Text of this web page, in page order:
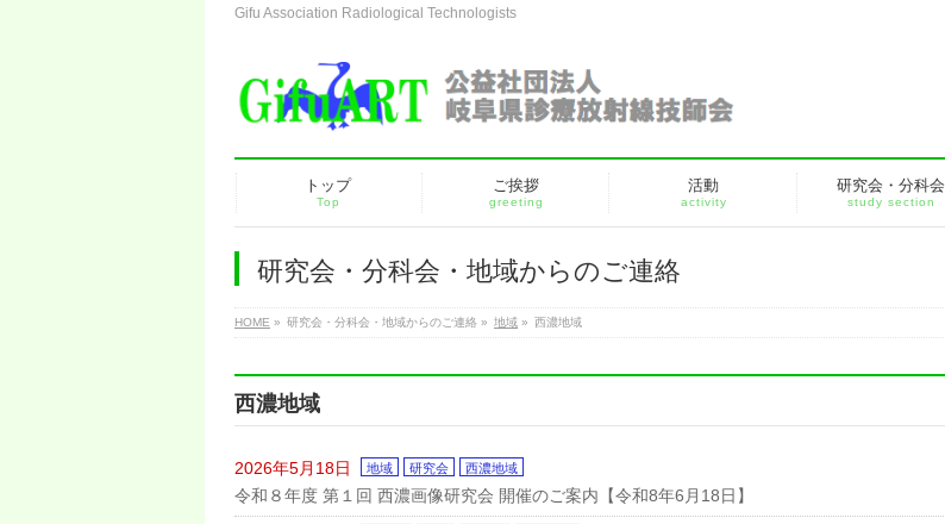
Gifu Association Radiological Technologists
トップ
Top
ご挨拶
greeting
活動
activity
研究会・分科会
study section
研究会・分科会・地域からのご連絡
HOME » 研究会・分科会・地域からのご連絡 » 地域 » 西濃地域
西濃地域
2026年5月18日 地域 研究会 西濃地域
令和８年度 第１回 西濃画像研究会 開催のご案内【令和8年6月18日】